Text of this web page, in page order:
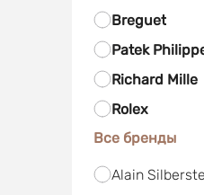
Breguet
Patek
Richard Mille
Rolex
Все бренды
Alain